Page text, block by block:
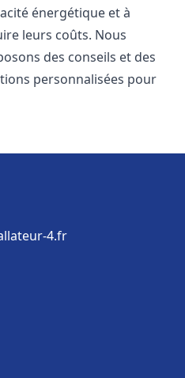
énergétique et à
leurs coûts. Nous
des conseils et des
personnalisées pour
4.fr